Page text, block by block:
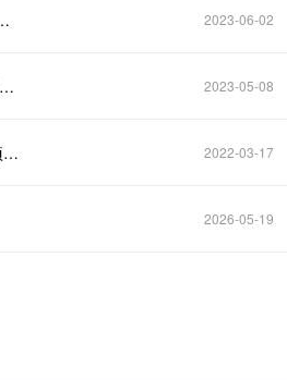
聚合”及面壁智能开源大模型CPM-Bee 10b 2023-06-02
港股异动｜鞍钢股份（00347）涨超4％ 与中国移动达成战略合作 拓展云计算与数据中心等业务 2023-05-08
港股异动｜赤子城科技（09911）早盘涨超13％ 近日与天工异彩签署元宇宙项目战略合作协议 2022-03-17
2026-05-19